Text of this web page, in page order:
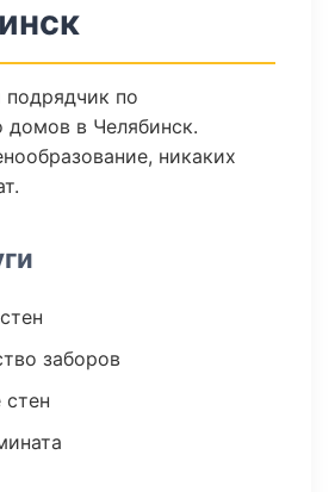
по
домов в Челябинск.
никаких
заборов
стен